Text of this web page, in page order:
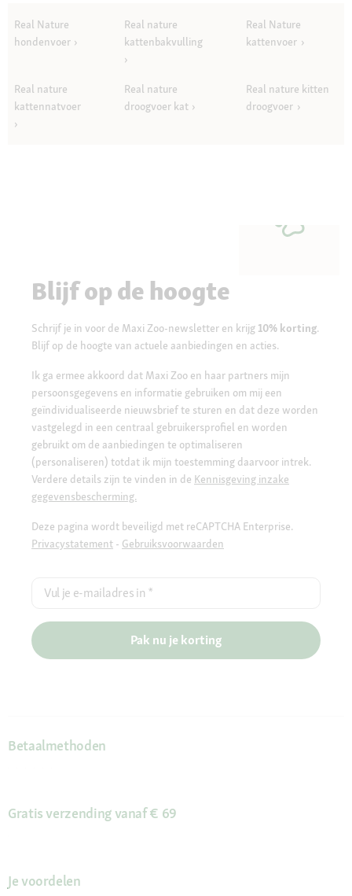
Real Nature
hondenvoer
Real nature
kattenbakvulling
Real Nature
kattenvoer
Real nature
kattennatvoer
Real nature
droogvoer kat
Real nature kitten
droogvoer
Blijf op de hoogte
Schrijf je in voor de Maxi Zoo-newsletter en krijg 10% korting.
Blijf op de hoogte van actuele aanbiedingen en acties.
Ik ga ermee akkoord dat Maxi Zoo en haar partners mijn
persoonsgegevens en informatie gebruiken om mij een
geïndividualiseerde nieuwsbrief te sturen en dat deze worden
vastgelegd in een centraal gebruikersprofiel en worden
gebruikt om de aanbiedingen te optimaliseren
(personaliseren) totdat ik mijn toestemming daarvoor intrek.
Verdere details zijn te vinden in de Kennisgeving inzake
gegevensbescherming.
Deze pagina wordt beveiligd met reCAPTCHA Enterprise.
Privacystatement - Gebruiksvoorwaarden
Vul je e-mailadres in *
Pak nu je korting
Betaalmethoden
Gratis verzending vanaf € 69
Je voordelen